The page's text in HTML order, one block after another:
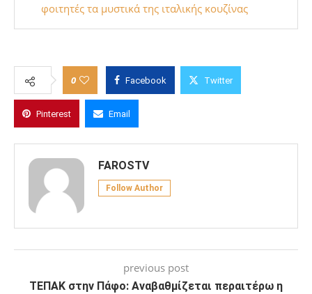
φοιτητές τα μυστικά της ιταλικής κουζίνας
0 Facebook Twitter
Pinterest Email
FAROSTV
Follow Author
previous post
ΤΕΠΑΚ στην Πάφο: Αναβαθμίζεται περαιτέρω η